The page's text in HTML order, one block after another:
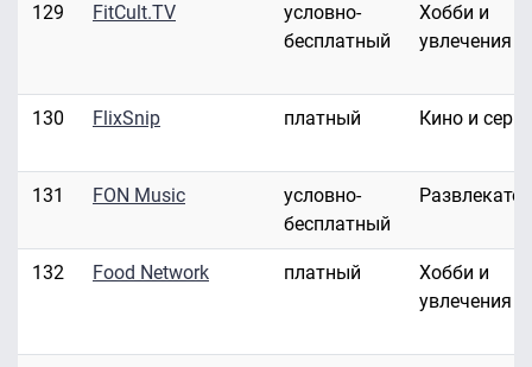
129 FitCult.TV
условно-
бесплатный
Хобби и
увлечения
130 FlixSnip платный Кино и
131 FON Music
условно-
бесплатный
132 Food Network платный
Хобби и
увлечения